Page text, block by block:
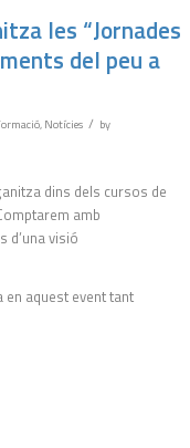
les “Jornades
del peu a
,Notícies / by
dins dels cursos de
amb
d’una visió
aquest event tant